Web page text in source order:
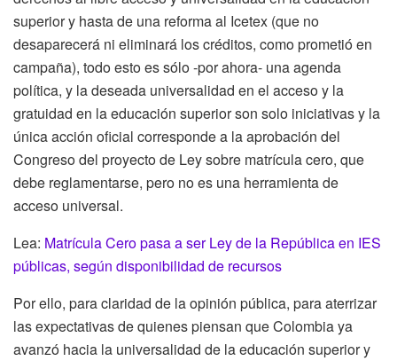
superior y hasta de una reforma al Icetex (que no
desaparecerá ni eliminará los créditos, como prometió en
campaña), todo esto es sólo -por ahora- una agenda
política, y la deseada universalidad en el acceso y la
gratuidad en la educación superior son solo iniciativas y la
única acción oficial corresponde a la aprobación del
Congreso del proyecto de Ley sobre matrícula cero, que
debe reglamentarse, pero no es una herramienta de
acceso universal.
Lea: Matrícula Cero pasa a ser Ley de la República en IES
públicas, según disponibilidad de recursos
Por ello, para claridad de la opinión pública, para aterrizar
las expectativas de quienes piensan que Colombia ya
avanzó hacia la universalidad de la educación superior y